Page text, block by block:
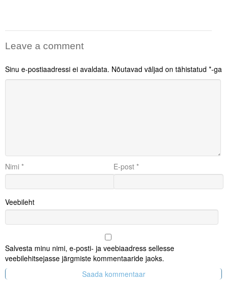
Leave a comment
Sinu e-postiaadressi ei avaldata. Nõutavad väljad on tähistatud *-ga
Nimi * E-post *
Veebileht
Salvesta minu nimi, e-posti- ja veebiaadress sellesse
veebilehitsejasse järgmiste kommentaaride jaoks.